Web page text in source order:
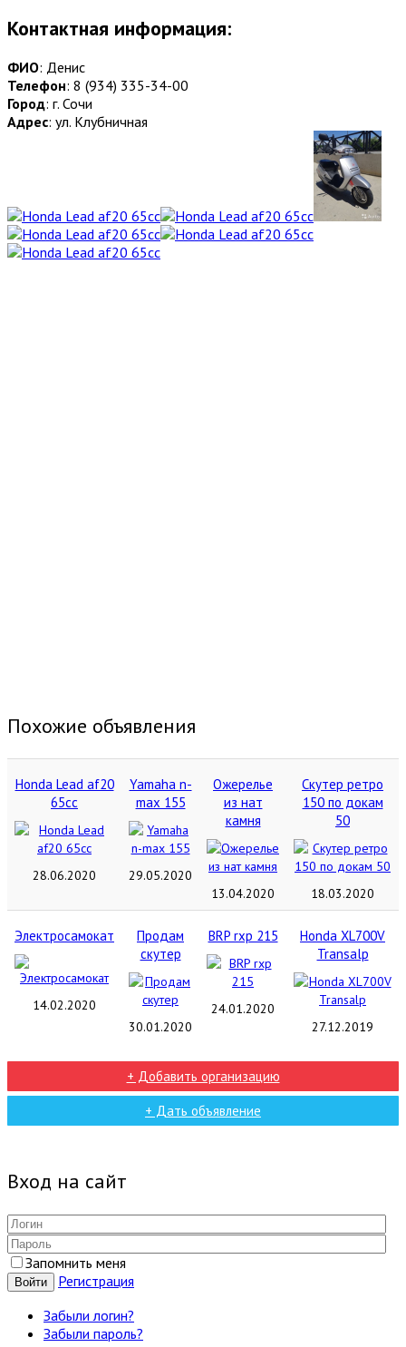
Контактная информация:
ФИО: Денис
Телефон: 8 (934) 335-34-00
Город: г. Сочи
Адрес: ул. Клубничная
Похожие объявления
Honda Lead af20
65cc
28.06.2020
Yamaha n-
max 155
29.05.2020
Ожерелье
из нат
камня
13.04.2020
Скутер ретро
150 по докам
50
18.03.2020
Электросамокат
14.02.2020
Продам
скутер
30.01.2020
BRP rxp 215
24.01.2020
Honda XL700V
Transalp
27.12.2019
+ Добавить организацию
+ Дать объявление
Вход на сайт
Запомнить меня
Войти
Регистрация
Забыли логин?
Забыли пароль?